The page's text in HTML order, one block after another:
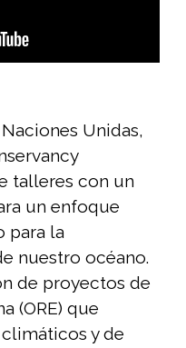
Unidas,
talleres con un
un enfoque
para la
nuestro océano.
de proyectos de
(ORE) que
y de